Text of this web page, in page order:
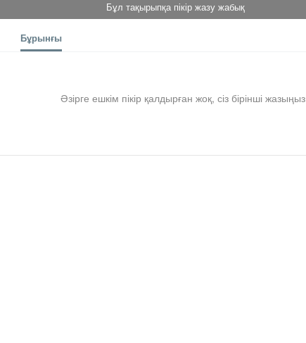
Бұл тақырыпқа пікір жазу жабық
Бұрынғы
Әзірге ешкім пікір қалдырған жоқ, сіз бірінші жазыңыз